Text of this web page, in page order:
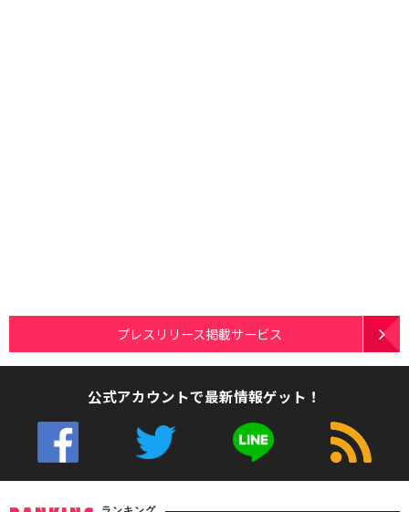
プレスリリース掲載サービス
公式アカウントで最新情報ゲット！